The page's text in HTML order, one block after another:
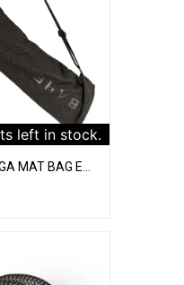
left in stock.
BAHE - YOGA MAT BAG ESSENTIAL